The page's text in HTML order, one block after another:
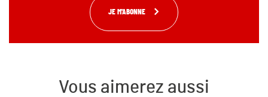
JE M'ABONNE
Vous aimerez aussi